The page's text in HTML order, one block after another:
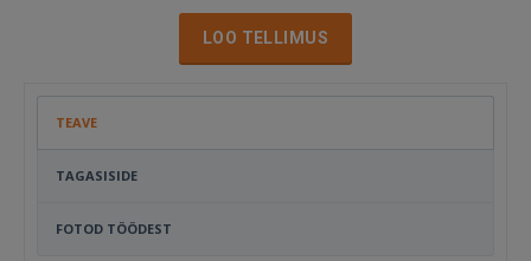
LOO TELLIMUS
TEAVE
TAGASISIDE
FOTOD TÖÖDEST